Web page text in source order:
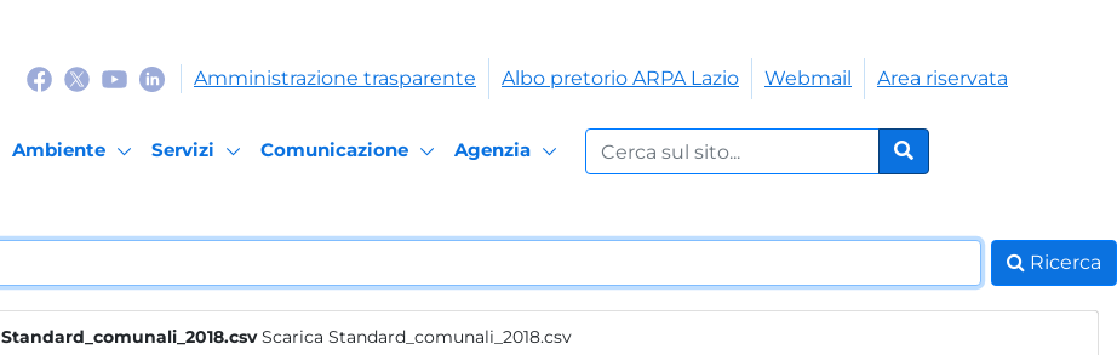
Amministrazione trasparente Albo pretorio ARPA Lazio Webmail Area riservata
Ambiente Servizi Comunicazione Agenzia
Cerca nel sito:
Cerca
Ricerca
Standard_comunali_2018.csv Scarica Standard_comunali_2018.csv